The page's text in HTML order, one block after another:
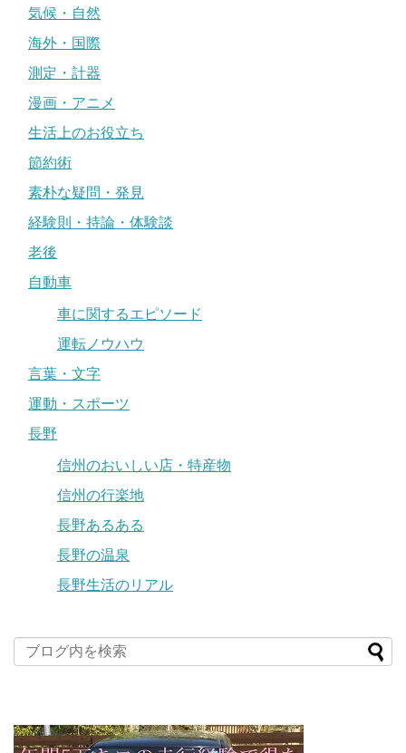
気候・自然
海外・国際
測定・計器
漫画・アニメ
生活上のお役立ち
節約術
素朴な疑問・発見
経験則・持論・体験談
老後
自動車
車に関するエピソード
運転ノウハウ
言葉・文字
運動・スポーツ
長野
信州のおいしい店・特産物
信州の行楽地
長野あるある
長野の温泉
長野生活のリアル